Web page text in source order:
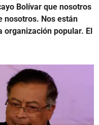
Bolívar que nosotros
nosotros. Nos están
organización popular. El